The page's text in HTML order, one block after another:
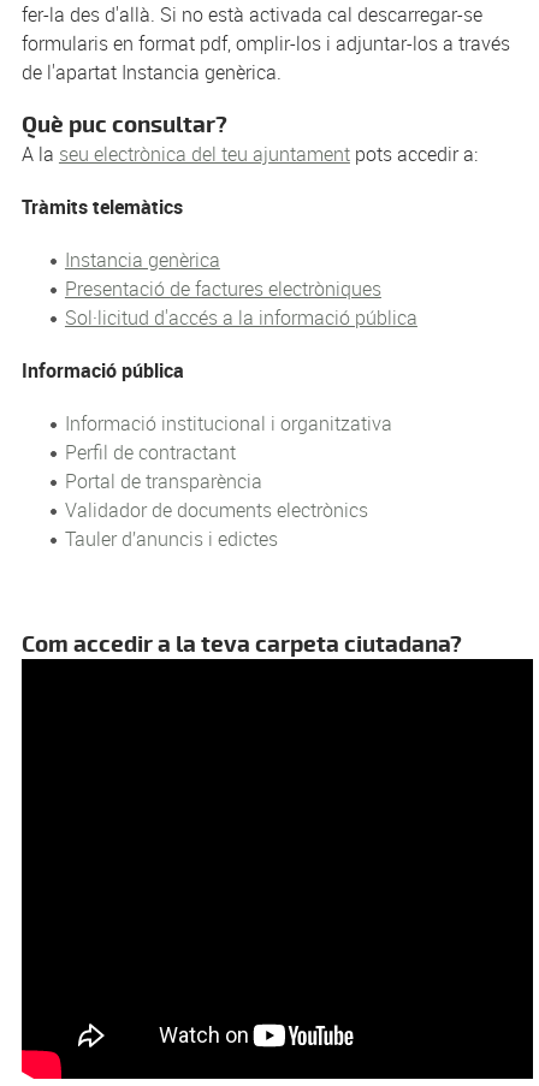
fer-la des d'allà. Si no està activada cal descarregar-se
formularis en format pdf, omplir-los i adjuntar-los a través
de l'apartat Instancia genèrica.
Què puc consultar?
A la seu electrònica del teu ajuntamentpots accedir a:
Tràmits telemàtics
Instancia genèrica
Presentació de factures electròniques
Sol·licitud d'accés a la informació pública
Informació pública
Informació institucional i organitzativa
Perfil de contractant
Portal de transparència
Validador de documents electrònics
Tauler d’anuncis i edictes
Com accedir a la teva carpeta ciutadana?